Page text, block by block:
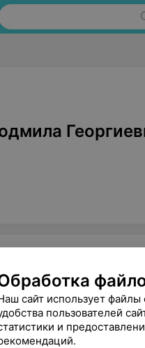
сайт использует
пользователей
и